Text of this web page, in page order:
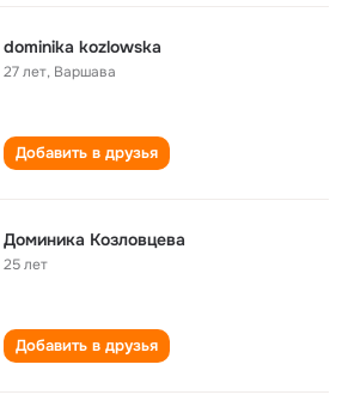
dominika kozlowska
27 лет, Варшава
Добавить в друзья
Доминика Козловцева
25 лет
Добавить в друзья